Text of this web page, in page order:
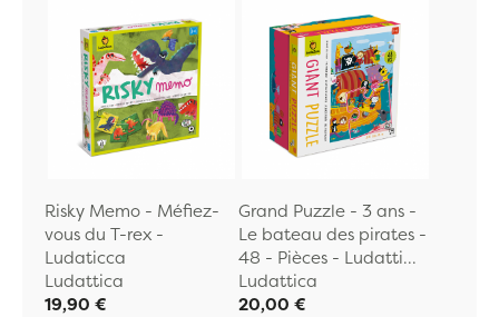
Risky Memo - Méfiez-
vous du T-rex -
Ludaticca
Ludattica
19,90 €
Grand Puzzle - 3 ans -
Le bateau des pirates -
48 - Pièces - Ludatti...
Ludattica
20,00 €